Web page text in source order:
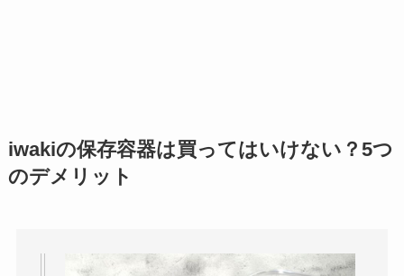
iwakiの保存容器は買ってはいけない？5つ
のデメリット